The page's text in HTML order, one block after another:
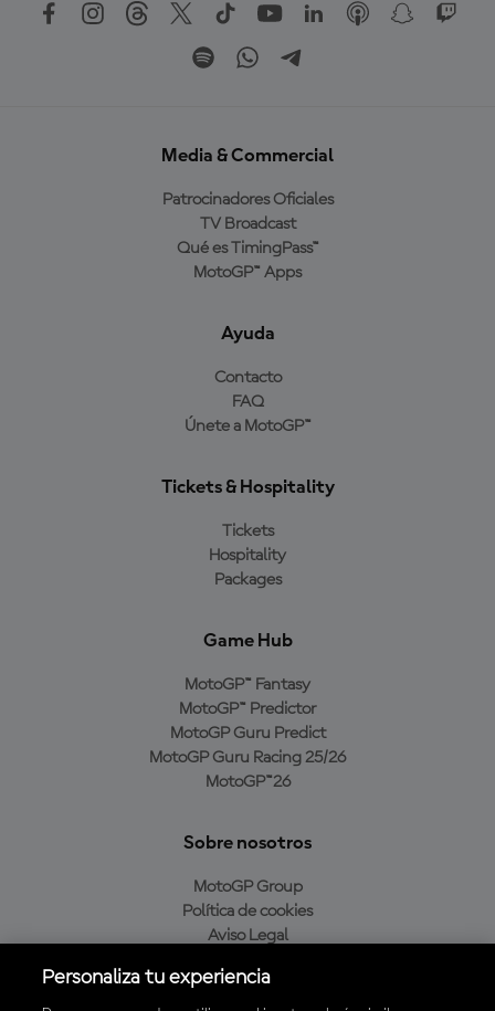
Media & Commercial
Patrocinadores Oficiales
TV Broadcast
Qué es TimingPass™
MotoGP™ Apps
Ayuda
Contacto
FAQ
Únete a MotoGP™
Tickets & Hospitality
Tickets
Hospitality
Packages
Game Hub
MotoGP™ Fantasy
MotoGP™ Predictor
MotoGP Guru Predict
MotoGP Guru Racing 25/26
MotoGP™26
Sobre nosotros
MotoGP Group
Política de cookies
Aviso Legal
Política de compra
Personaliza tu experiencia